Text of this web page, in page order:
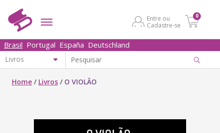
Entre ou
Cadastre-se
0
Brasil Portugal España Deutschland
Home / Livros / O VIOLÃO